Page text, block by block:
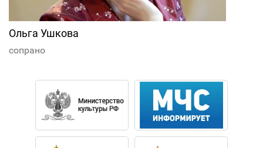
Ольга Ушкова
сопрано